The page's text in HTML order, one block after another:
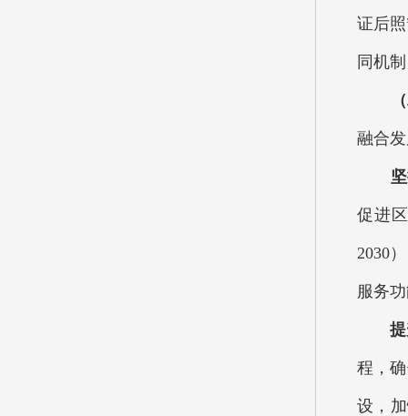
证后
同机
（二
融合
坚
促进
2030
服务
提
程，
设，